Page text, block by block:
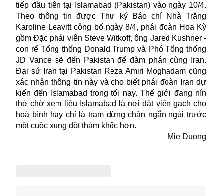
tiếp đầu tiên tại Islamabad (Pakistan) vào ngày 10/4.
Theo thông tin được Thư ký Báo chí Nhà Trắng
Karoline Leavitt công bố ngày 8/4, phái đoàn Hoa Kỳ
gồm Đặc phái viên Steve Witkoff, ông Jared Kushner -
con rể Tổng thống Donald Trump và Phó Tổng thống
JD Vance sẽ đến Pakistan để đàm phán cùng Iran.
Đại sứ Iran tại Pakistan Reza Amiri Moghadam cũng
xác nhận thông tin này và cho biết phái đoàn Iran dự
kiến đến Islamabad trong tối nay. Thế giới đang nín
thở chờ xem liệu Islamabad là nơi đặt viên gạch cho
hoà bình hay chỉ là trạm dừng chân ngắn ngủi trước
một cuộc xung đột thảm khốc hơn.
Mie Duong